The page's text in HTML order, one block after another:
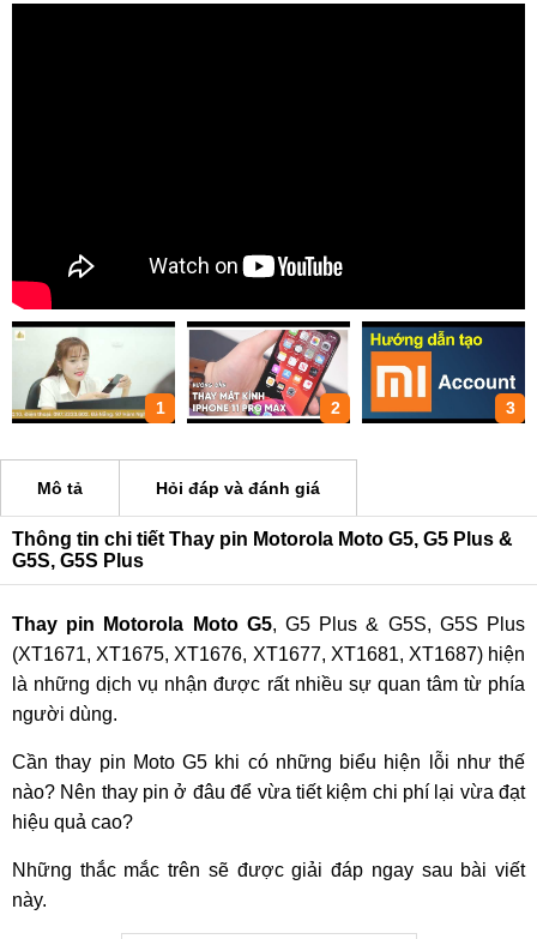
1 2 3
Mô tả Hỏi đáp và đánh giá
Thông tin chi tiết Thay pin Motorola Moto G5, G5 Plus &
G5S, G5S Plus
Thay pin Motorola Moto G5, G5 Plus & G5S, G5S Plus
(XT1671, XT1675, XT1676, XT1677, XT1681, XT1687) hiện
là những dịch vụ nhận được rất nhiều sự quan tâm từ phía
người dùng.
Cần thay pin Moto G5 khi có những biểu hiện lỗi như thế
nào? Nên thay pin ở đâu để vừa tiết kiệm chi phí lại vừa đạt
hiệu quả cao?
Những thắc mắc trên sẽ được giải đáp ngay sau bài viết
này.